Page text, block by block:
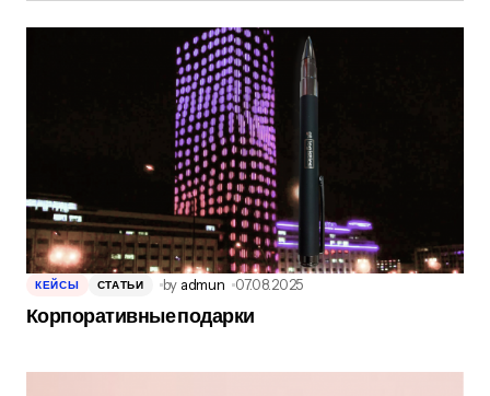
КЕЙСЫ СТАТЬИ by admun 07.08.2025
Корпоративные подарки